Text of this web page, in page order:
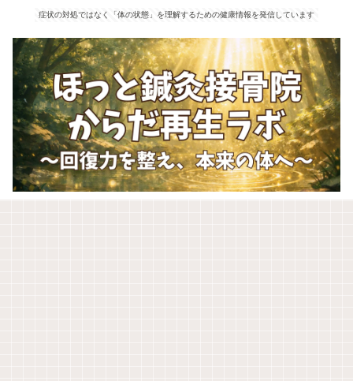
症状の対処ではなく「体の状態」を理解するための健康情報を発信しています